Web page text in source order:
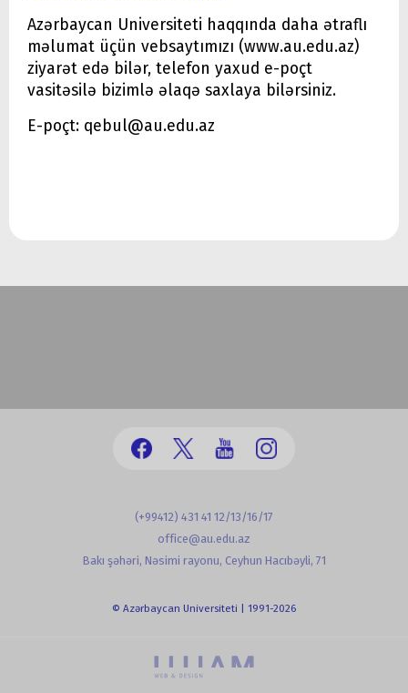
Azərbaycan Universiteti haqqında daha ətraflı
məlumat üçün vebsaytımızı (www.au.edu.az)
ziyarət edə bilər, telefon yaxud e-poçt
vasitəsilə bizimlə əlaqə saxlaya bilərsiniz.
E-poçt: qebul@au.edu.az
(+99412) 431 41 12/13/16/17
office@au.edu.az
Bakı şəhəri, Nəsimi rayonu, Ceyhun Hacıbəyli, 71
© Azərbaycan Universiteti | 1991-2026
powered by